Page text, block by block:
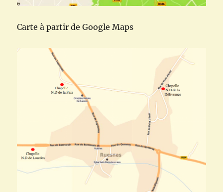
Carte à partir de Google Maps